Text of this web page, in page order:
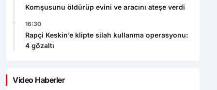
Komşusunu öldürüp evini ve aracını ateşe verdi
16:30
Rapçi Keskin’e klipte silah kullanma operasyonu:
4 gözaltı
Video Haberler